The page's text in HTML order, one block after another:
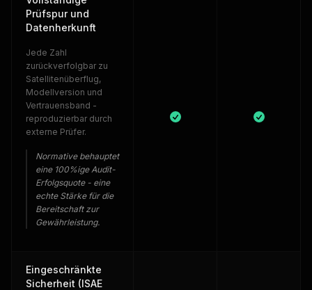
Prüfspur und
Datenherkunft
Jede Zahl
zurückverfolgbar zu
Satellitenüberflug,
Modellversion und
Vertrauensband -
reproduzierbar durch
externe Prüfer.
Normative behauptet
eine 100%ige Audit-
Erfolgsquote - eine
echte Stärke für die
Bereitschaft zur
Gewährleistung.
Eingeschränkte
Sicherheit (ISAE